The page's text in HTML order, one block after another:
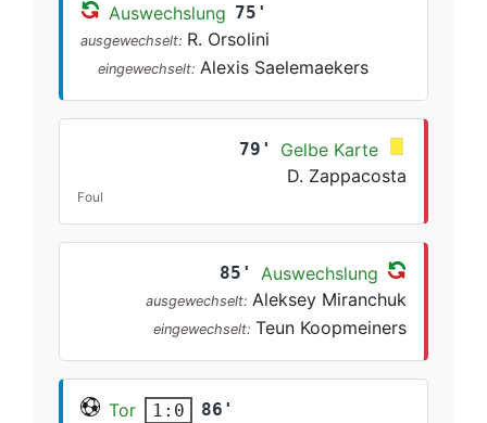
Auswechslung 75'
ausgewechselt: R. Orsolini
eingewechselt: Alexis Saelemaekers
79'
Gelbe Karte
D. Zappacosta
Foul
85' Auswechslung
ausgewechselt: Aleksey Miranchuk
eingewechselt: Teun Koopmeiners
Tor 1:0 86'